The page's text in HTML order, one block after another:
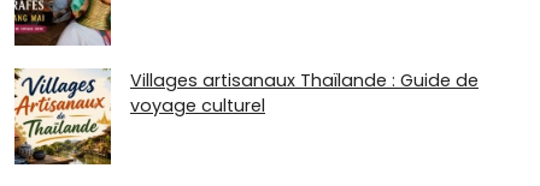
Villages artisanaux Thaïlande : Guide de
voyage culturel